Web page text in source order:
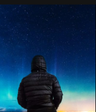
Norway